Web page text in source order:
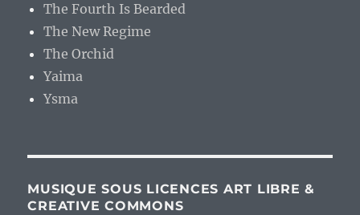
The Fourth Is Bearded
The New Regime
The Orchid
Yaima
Ysma
MUSIQUE SOUS LICENCES ART LIBRE &
CREATIVE COMMONS